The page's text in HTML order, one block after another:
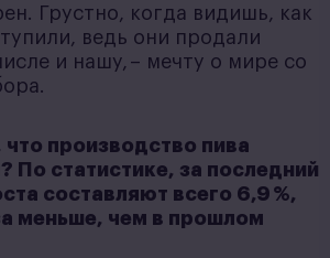
Грустно, когда видишь, как
ведь они продали
и нашу, – мечту о мире со
что производство пива
По статистике, за последний
составляют всего 6,9 %,
меньше, чем в прошлом